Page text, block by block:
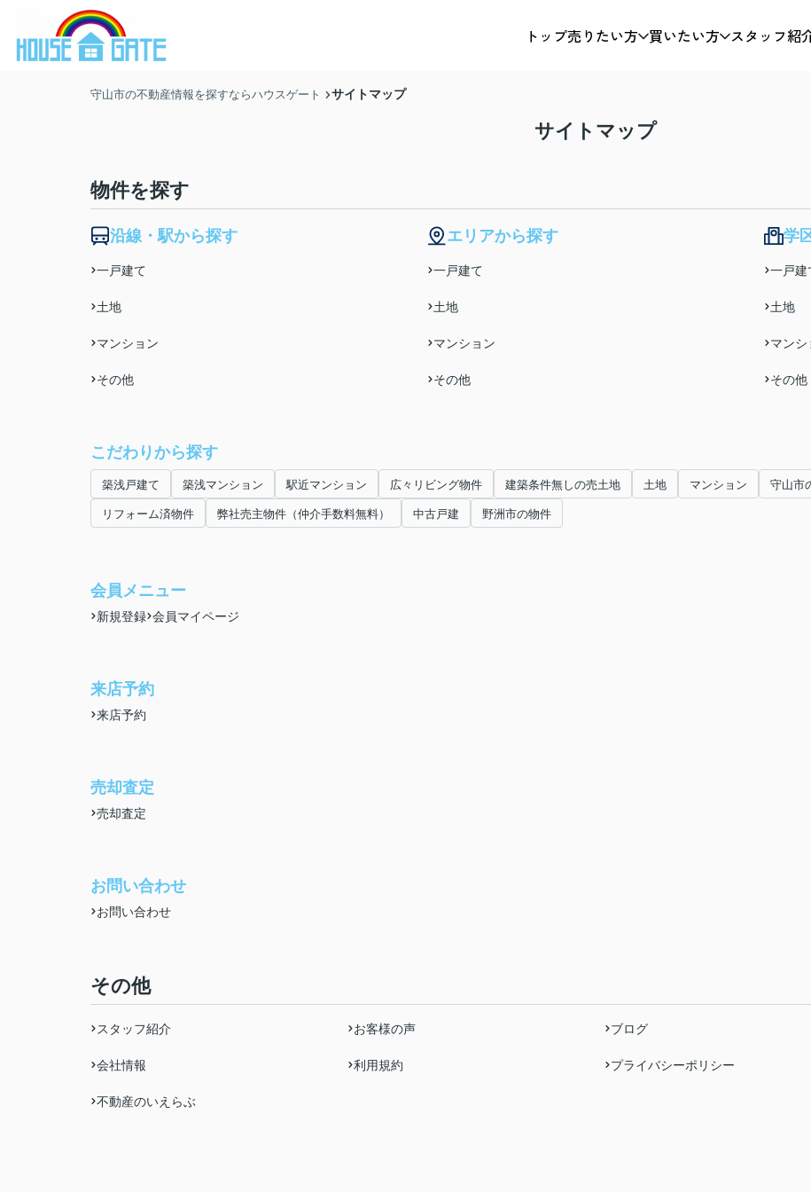
トップ売りたい方 買いたい方 スタッフ紹
守山市の不動産情報を探すならハウスゲート サイトマップ
サイトマップ
物件を探す
沿線・駅から探す
一戸建て
土地
マンション
その他
エリアから探す
一戸建て
土地
マンション
その他
学
一戸建
土地
マンシ
その他
こだわりから探す
築浅戸建て 築浅マンション 駅近マンション 広々リビング物件 建築条件無しの売土地 土地 マンション 守山市
リフォーム済物件 弊社売主物件（仲介手数料無料） 中古戸建 野洲市の物件
会員メニュー
新規登録 会員マイページ
来店予約
来店予約
売却査定
売却査定
お問い合わせ
お問い合わせ
その他
スタッフ紹介 お客様の声 ブログ
会社情報 利用規約 プライバシーポリシー
不動産のいえらぶ